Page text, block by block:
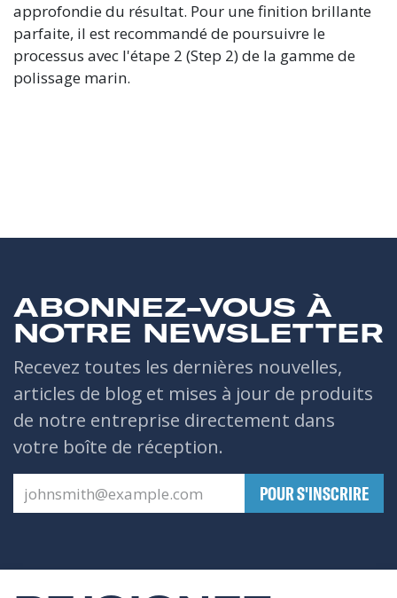
approfondie du résultat. Pour une finition brillante
parfaite, il est recommandé de poursuivre le
processus avec l'étape 2 (Step 2) de la gamme de
polissage marin.
ABONNEZ-VOUS À
NOTRE NEWSLETTER
Recevez toutes les dernières nouvelles,
articles de blog et mises à jour de produits
de notre entreprise directement dans
votre boîte de réception.
​POUR S'INSCRIRE